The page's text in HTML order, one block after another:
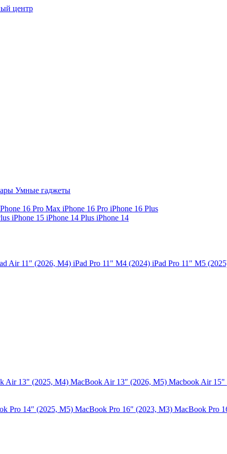
центр
Умные гаджеты
16 Pro Max iPhone 16 Pro iPhone 16 Plus
iPhone 15 iPhone 14 Plus iPhone 14
Air 11" (2026, M4) iPad Pro 11" M4 (2024) iPad Pro 11" M5
Air 13" (2025, M4) MacBook Air 13″ (2026, M5) Macbook Air 15"
Pro 14″ (2025, M5) MacBook Pro 16" (2023, M3) MacBook Pro